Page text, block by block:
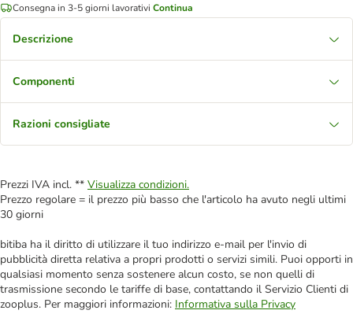
Consegna in 3-5 giorni lavorativi Continua
Descrizione
Componenti
Razioni consigliate
Prezzi IVA incl. ** Visualizza condizioni.
Prezzo regolare = il prezzo più basso che l'articolo ha avuto negli ultimi
30 giorni
bitiba ha il diritto di utilizzare il tuo indirizzo e-mail per l'invio di
pubblicità diretta relativa a propri prodotti o servizi simili. Puoi opporti in
qualsiasi momento senza sostenere alcun costo, se non quelli di
trasmissione secondo le tariffe di base, contattando il Servizio Clienti di
zooplus. Per maggiori informazioni: Informativa sulla Privacy